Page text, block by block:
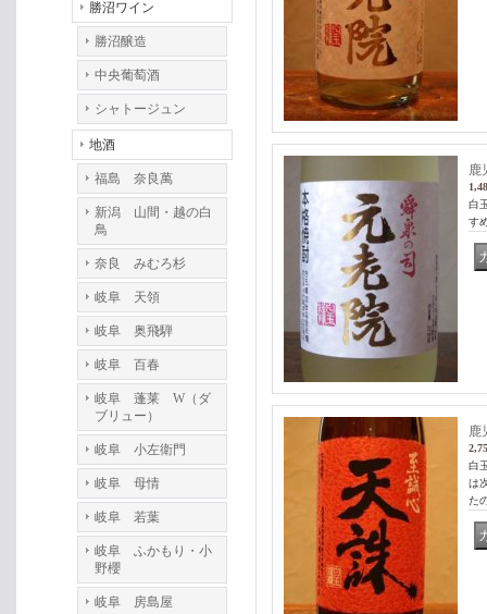
勝沼ワイン
勝沼醸造
中央葡萄酒
シャトージュン
地酒
福島 奈良萬
新潟 山間・越の白
鳥
奈良 みむろ杉
岐阜 天領
岐阜 奥飛騨
岐阜 百春
岐阜 蓬莱 W（ダ
ブリュー）
岐阜 小左衛門
岐阜 母情
岐阜 若葉
岐阜 ふかもり・小
野櫻
岐阜 房島屋
鹿
白
す
鹿
白
は
た